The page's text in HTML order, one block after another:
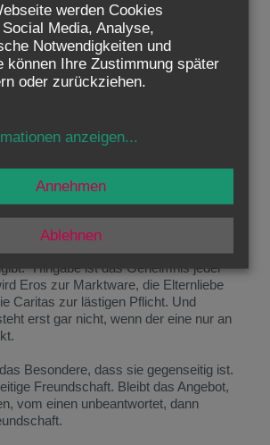
Liebe sind wie vier Ströme, die eine
haben: die Liebe selbst. Es gibt im
die sich in verschiedenen Weisen
ist Gott selber. „Gott ist Liebe“, sagt
der Liebe gemacht sind, können wir ohne
Hass verkommen wir, Lieblosigkeit
am Leben. Jesus will, dass „meine
Das geht nicht ohne die Liebe.
die Liebe? Was macht alle diese
zu Arten der Liebe? Jesus sagt es: „Es
Liebe, als wenn einer sein Leben für
Hingabe ist das Geheimnis jeder
Eros zur Marktware, die Elternliebe
Caritas zur lästigen Pflicht. Und
erst gar nicht, wenn der eine nur an
Besondere, dass sie gegenseitig ist.
Freundschaft. Bleibt das Angebot,
vom einen unbeantwortet, dann
werden Cookies
Media, Analyse,
Notwendigkeiten und
können Ihre Zustimmung später
oder zurückziehen.
anzeigen...
Ablehnen
Annehmen